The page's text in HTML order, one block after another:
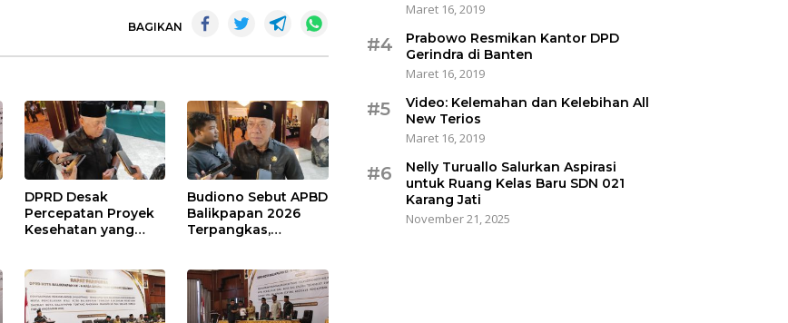
BAGIKAN
DPRD Desak
Percepatan Proyek
Kesehatan yang
Budiono Sebut APBD
Balikpapan 2026
Terpangkas,
Naik
Maret 16, 2019
#4
Prabowo Resmikan Kantor DPD
Gerindra di Banten
Maret 16, 2019
#5
Video: Kelemahan dan Kelebihan All
New Terios
Maret 16, 2019
#6
Nelly Turuallo Salurkan Aspirasi
untuk Ruang Kelas Baru SDN 021
Karang Jati
November 21, 2025